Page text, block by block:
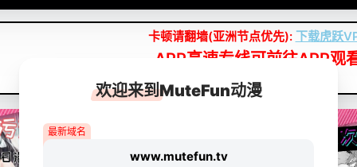
卡顿请翻墙(亚洲节点优先): 下载虎跃
APP高速专线可前往APP观
点我下载APP（仅安卓/苹果暂无）
欢迎来到MuteFun动漫
最新域名
www.mutefun.tv